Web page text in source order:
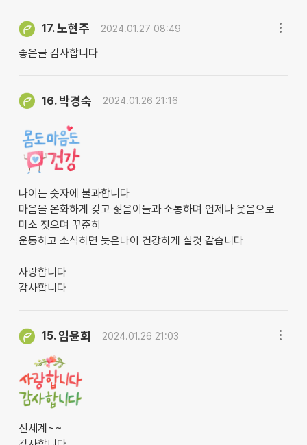
17.노현주 2024.01.27 08:49
좋은글 감사합니다
16. 박경숙 2024.01.26 21:16
나이는 숫자에 불과합니다
마음을 온화하게 갖고 젊음이들과 소통하며 언제나 웃음으로
미소 짓으며 꾸준히
운동하고 소식하면 늦은나이 건강하게 살것 같습니다
사랑합니다
감사합니다
15. 임윤회 2024.01.26 21:03
신세계~~